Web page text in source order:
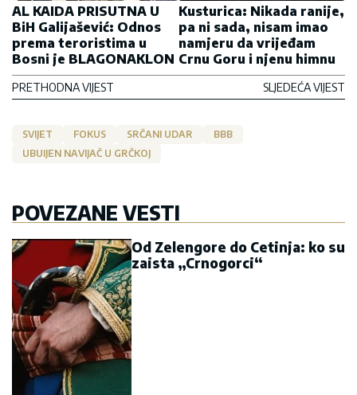
AL KAIDA PRISUTNA U
BiH Galijašević: Odnos
prema teroristima u
Bosni je BLAGONAKLON
PRETHODNA VIJEST
Kusturica: Nikada ranije,
pa ni sada, nisam imao
namjeru da vrijeđam
Crnu Goru i njenu himnu
SLJEDEĆA VIJEST
SVIJET FOKUS SRČANI UDAR
BBB
UBUIJEN NAVIJAČ U GRČKOJ
POVEZANE VESTI
Od Zelengore do Cetinja: ko su
zaista „Crnogorci“